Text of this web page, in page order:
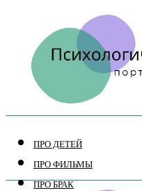
ПРО ДЕТЕЙ
ПРО ФИЛЬМЫ
ПРО БРАК